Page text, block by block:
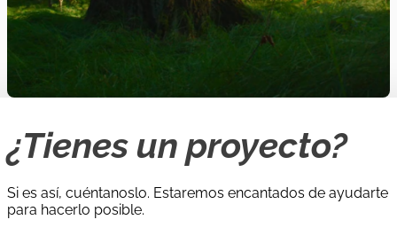
¿Tienes un proyecto?
Si es así, cuéntanoslo. Estaremos encantados de ayudarte
para hacerlo posible.